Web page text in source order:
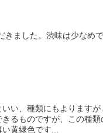
きました。渋味は少なめ
いい、種類にもよります
るものですが、この種類
黄緑色です...